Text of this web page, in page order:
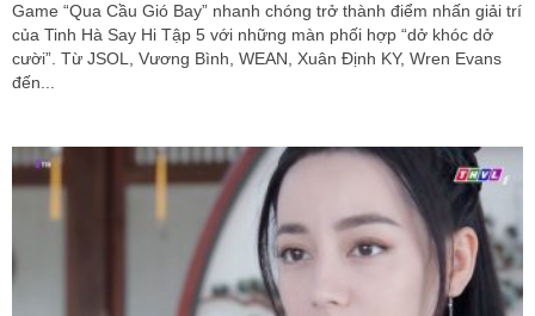
Game “Qua Cầu Gió Bay” nhanh chóng trở thành điểm nhấn giải trí
của Tinh Hà Say Hi Tập 5 với những màn phối hợp “dở khóc dở
cười”. Từ JSOL, Vương Bình, WEAN, Xuân Định KY, Wren Evans
đến...